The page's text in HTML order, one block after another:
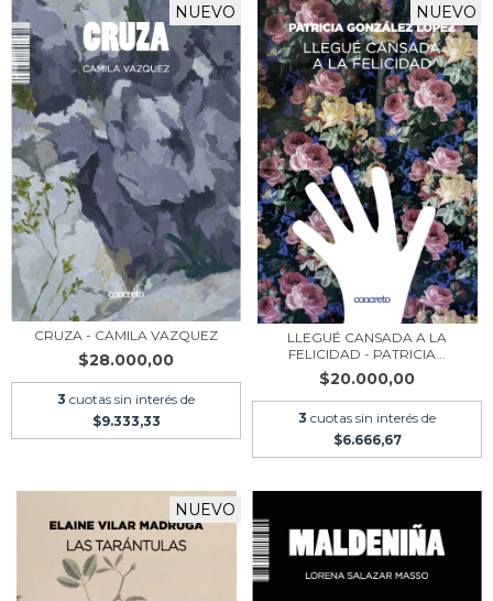
NUEVO
CRUZA - CAMILA VAZQUEZ
$28.000,00
3 cuotas sin interés de
$9.333,33
NUEVO
LLEGUÉ CANSADA A LA
FELICIDAD - PATRICIA...
$20.000,00
3 cuotas sin interés de
$6.666,67
NUEVO